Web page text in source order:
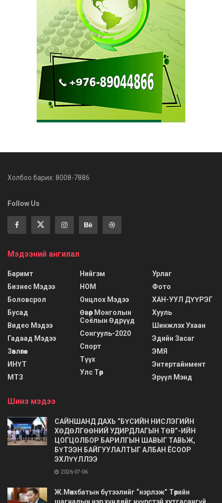
Холбоо барих: 8008-7886
Follow Us
Мэдээний ангилал
Баримт
Бизнес Мэдээ
Боловсрол
Бусад
Видео Мэдээ
Гадаад Мэдээ
Зөвлөгөө
ИНҮТ
МТЗ
Нийгэм
НОМ
Онцлох Мэдээ
Өвөр Монголын
Соёлын Өдрүүд
Сонгууль-2020
Спорт
Түүх
Улс Төр
Урлаг
Фото
ХАН-УУЛ ДҮҮРЭГ
Хууль
Шинжлэх Ухаан
Эдийн Засаг
ЭМЯ
Энтертайнмент
Эрүүл Мэнд
Шинэ мэдээ
САЙНШАНД ДАХЬ “БҮСИЙН НИСЛЭГИЙН
ХӨДӨЛГӨӨНИЙ УДИРДЛАГЫН ТӨВ”-ИЙН
ЦОГЦОЛБОР БАРИЛГЫН ШАВЫГ ТАВЬЖ,
БҮТЭЭН БАЙГУУЛАЛТЫГ АЛБАН ЁСООР
ЭХЛҮҮЛЛЭЭ
2026-07-06
Ж.Мөнхбатын бүтээлийг “нэрлэж” Төрийн
шагналын нэр хүндийг нүүрстэй хутгасангүй